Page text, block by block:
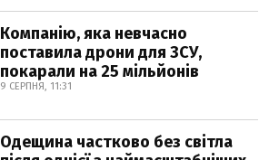
Компанію, яка невчасно
поставила дрони для ЗСУ,
покарали на 25 мільйонів
9 СЕРПНЯ, 11:31
Одещина частково без світла